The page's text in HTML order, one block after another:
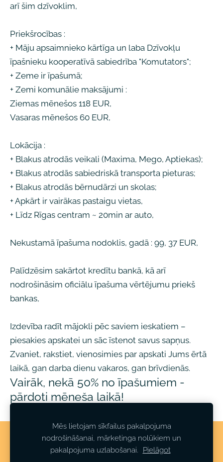
Vairāk, nekā 50% no īpašumiem -
pārdoti mēneša laikā!
arī šim dzīvoklim,
Priekšrocības :
+ Māju apsaimnieko kārtīga un laba Dzīvokļu
īpašnieku kooperatīvā sabiedrība "Komutators";
+ Zeme ir īpašumā;
+ Zemi komunālie maksājumi :
Ziemas mēnešos 118 EUR,
Vasaras mēnešos 60 EUR,
Lokācija :
+ Blakus atrodās veikali (Maxima, Mego, Aptiekas);
+ Blakus atrodās sabiedriskā transporta pieturas;
+ Blakus atrodās bērnudārzi un skolas;
+ Apkārt ir vairākas pastaigu vietas,
+ Līdz Rīgas centram ~ 20min ar auto,
Nekustamā īpašuma nodoklis, gadā : 99, 37 EUR,
Palīdzēsim sakārtot kredītu bankā, kā arī
nodrošināsim oficiālu īpašuma vērtējumu priekš
bankas,
Izdevība radīt mājokli pēc saviem ieskatiem –
piesakies apskatei un sāc īstenot savus sapņus.
Zvaniet, rakstiet, vienosimies par apskati Jums ērtā
laikā, gan darba dienu vakaros, gan brīvdienās.
Sīkdatnes
Mēs lietojam sīkfailus pakalpojuma
nodrošināšanai, mārketinga nolūkiem un
pakalpojuma uzlabošanai.
Pielāgot